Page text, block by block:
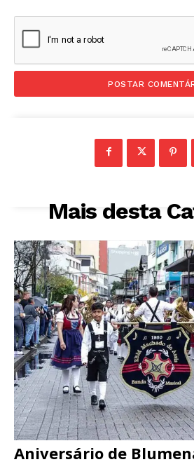
Mais desta
Aniversário de